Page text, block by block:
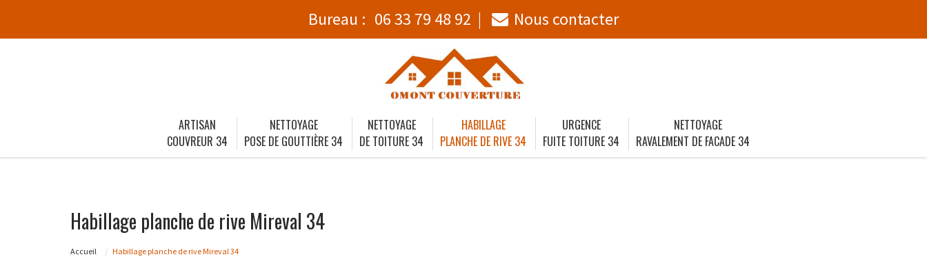
Bureau : 06 33 79 48 92 Nous contacter
ARTISAN
COUVREUR 34
NETTOYAGE
POSE DE GOUTTIÈRE 34
NETTOYAGE
DE TOITURE 34
HABILLAGE
PLANCHE DE RIVE 34
URGENCE
FUITE TOITURE 34
NETTOYAGE
RAVALEMENT DE FACADE 34
Habillage planche de rive Mireval 34
Accueil Habillage planche de rive Mireval 34